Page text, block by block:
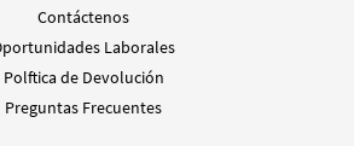
Contáctenos
Laborales
Polftica de Devolución
Preguntas Frecuentes